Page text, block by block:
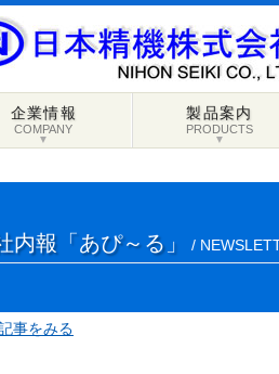
▼
企業情報
COMPANY
▼
製品案内
PRODUCTS
内報「あぴ～る」 /
事をみる